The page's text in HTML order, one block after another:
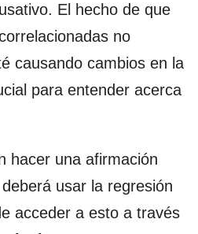
El hecho de que
no
causando cambios en la
para entender acerca
hacer una afirmación
usar la regresión
acceder a esto a través